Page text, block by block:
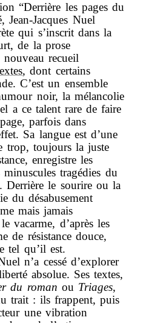
“Derrière les pages du
Jean-Jacques Nuel
qui s’inscrit dans la
de la prose
recueil
, dont certains
C’est un ensemble
noir, la mélancolie
a ce talent rare de faire
parfois dans
Sa langue est d’une
trop, toujours la juste
enregistre les
tragédies du
Derrière le sourire ou la
du désabusement
mais jamais
vacarme, d’après les
de résistance douce,
tel qu’il est.
n’a cessé d’explorer
absolue. Ses textes,
du roman ou Triages,
trait : ils frappent, puis
une vibration